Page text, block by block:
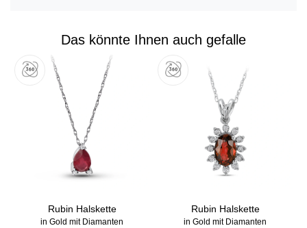
Das könnte Ihnen auch gefalle
Rubin Halskette
in Gold mit Diamanten
Rubin Halskette
in Gold mit Diamanten